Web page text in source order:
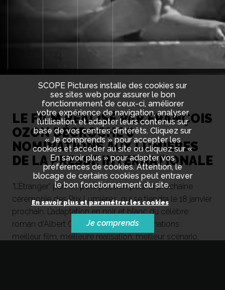
LE FILM RÉALISÉ PAR FRANÇOIS
OZON DÉCROCHE 6
NOMINATIONS AUX LUMIÈRES
DE LA PRESSE INTERNATIONALE
"L’Étranger" part en pole position pour la prochaine
cérémonie des Prix Lumières, qui se tiendra le 18 janvier
prochain. L’adaptation en noir et blanc du célèbre
roman d’Albert Camus récolte six nominations :
meilleur film, meilleure réalisation, meilleur scénario,
SCOPE Pictures installe des cookies sur
ses sites web pour assurer le bon
fonctionnement de ceux-ci, améliorer
votre expérience de navigation, analyser
l’utilisation, et adapter leurs contenus sur
base de vos centres d’intérêts. Cliquez sur
« Je comprends » pour accepter les
cookies et accéder au site ou cliquez sur «
En savoir plus » pour adapter vos
préférences de cookies. Attention, le
blocage de certains cookies peut entraver
le bon fonctionnement du site.
En savoir plus et paramétrer les cookies
Je comprends